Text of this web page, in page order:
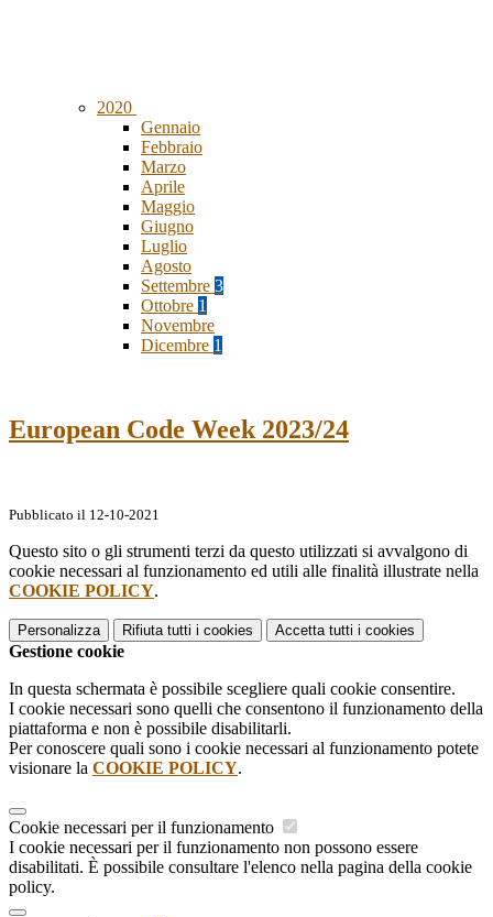
2020
Gennaio
Febbraio
Marzo
Aprile
Maggio
Giugno
Luglio
Agosto
Settembre 3
Ottobre 1
Novembre
Dicembre 1
European Code Week 2023/24
Pubblicato il 12-10-2021
Questo sito o gli strumenti terzi da questo utilizzati si avvalgono di
cookie necessari al funzionamento ed utili alle finalità illustrate nella
COOKIE POLICY.
Personalizza Rifiuta tutti i cookies Accetta tutti i cookies
Gestione cookie
In questa schermata è possibile scegliere quali cookie consentire.
I cookie necessari sono quelli che consentono il funzionamento della
piattaforma e non è possibile disabilitarli.
Per conoscere quali sono i cookie necessari al funzionamento potete
visionare la COOKIE POLICY.
Cookie necessari per il funzionamento
I cookie necessari per il funzionamento non possono essere
disabilitati. È possibile consultare l'elenco nella pagina della cookie
policy.